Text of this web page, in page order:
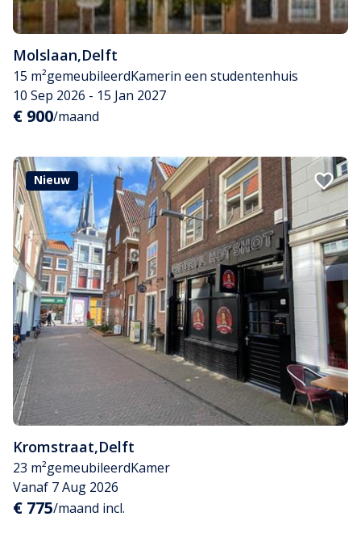
Molslaan,Delft
15 m²gemeubileerdKamerin een studentenhuis
10 Sep 2026 - 15 Jan 2027
€ 900/maand
Nieuw
Kromstraat,Delft
23 m²gemeubileerdKamer
Vanaf 7 Aug 2026
€ 775/maand incl.